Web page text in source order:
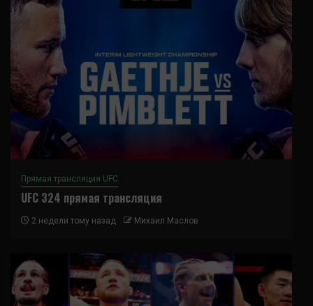
Прямая трансляция UFC
UFC 324 прямая трансляция
2 недели тому назад Михаил Маслов